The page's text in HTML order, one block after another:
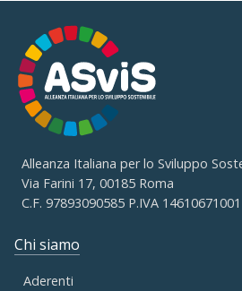
Alleanza Italiana per lo Sviluppo
Via Farini 17, 00185 Roma
C.F. 97893090585 P.IVA 14610671001
Chi siamo
Aderenti